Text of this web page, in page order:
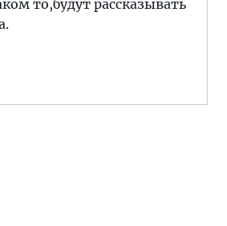
то,будут рассказывать